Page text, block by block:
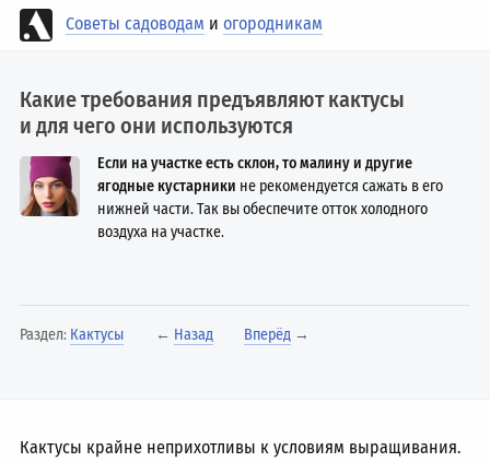
Советы садоводам иогородникам
Какие требования предъявляют кактусы
и для чего они используются
Если на участке есть склон, то малину и другие
ягодные кустарники не рекомендуется сажать в его
нижней части. Так вы обеспечите отток холодного
воздуха на участке.
Раздел: Кактусы ← Назад Вперёд →
Кактусы крайне неприхотливы к условиям выращивания.